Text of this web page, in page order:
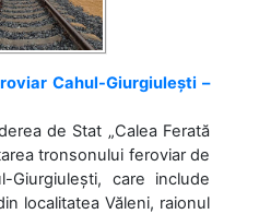
Cahul-Giurgiulești –
de Stat „Calea Ferată
tronsonului feroviar de
Giurgiulești, care include
localitatea Văleni, raionul